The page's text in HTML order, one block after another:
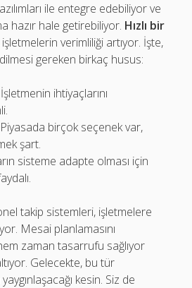
ile entegre edebiliyor ve
hazır hale getirebiliyor. Hızlı bir
işletmelerin verimliliği artıyor. İşte,
gereken birkaç husus:
İşletmenin ihtiyaçlarını
Piyasada birçok seçenek var,
şart.
sisteme adapte olması için
takip sistemleri, işletmelere
Mesai planlamasını
zaman tasarrufu sağlıyor
Gelecekte, bu tür
kesin. Siz de